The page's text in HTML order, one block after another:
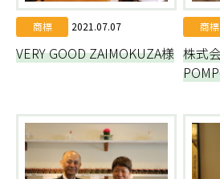
商標 2021.07.07
VERY GOOD ZAIMOKUZA様
商標
株式